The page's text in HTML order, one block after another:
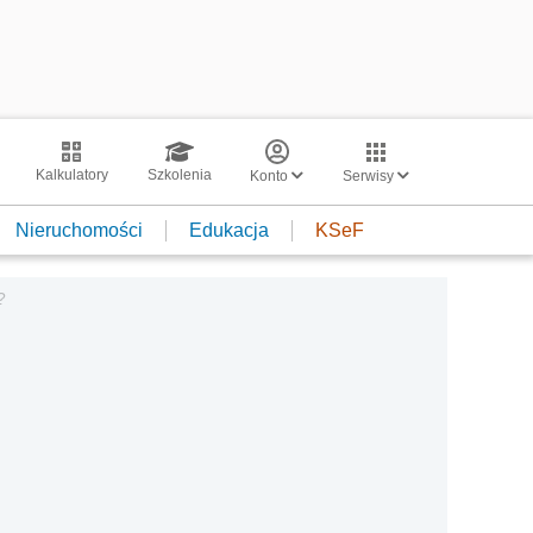
Kalkulatory Szkolenia Konto Serwisy
Nieruchomości Edukacja KSeF